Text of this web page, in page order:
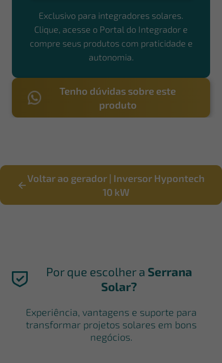
Exclusivo para integradores solares.
Clique, acesse o Portal do Integrador e
compre seus produtos com praticidade e
autonomia.
Tenho dúvidas sobre este
produto
Voltar ao gerador | Inversor Hypontech
10 kW
Por que escolher a Serrana
Solar?
Experiência, vantagens e suporte para
transformar projetos solares em bons
negócios.